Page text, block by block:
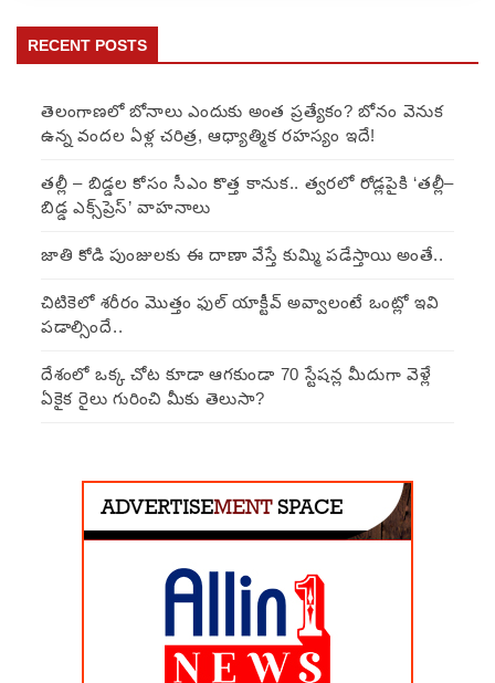
RECENT POSTS
తెలంగాణలో బోనాలు ఎందుకు అంత ప్రత్యేకం? బోనం వెనుక
ఉన్న వందల ఏళ్ల చరిత్ర, ఆధ్యాత్మిక రహస్యం ఇదే!
తల్లీ – బిడ్డల కోసం సీఎం కొత్త కానుక.. త్వరలో రోడ్లపైకి ‘తల్లీ–
బిడ్డ ఎక్స్‌ప్రెస్’ వాహనాలు
జాతి కోడి పుంజులకు ఈ దాణా వేస్తే కుమ్మి పడేస్తాయి అంతే..
చిటికెలో శరీరం మొత్తం ఫుల్ యాక్టీవ్ అవ్వాలంటే ఒంట్లో ఇవి
పడాల్సిందే..
దేశంలో ఒక్క చోట కూడా ఆగకుండా 70 స్టేషన్ల మీదుగా వెళ్లే
ఏకైక రైలు గురించి మీకు తెలుసా?